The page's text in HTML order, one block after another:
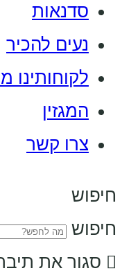
סדנאות
נעים להכיר
לקוחותינו
המגזין
צרו קשר
חיפוש
חיפוש
סגור את